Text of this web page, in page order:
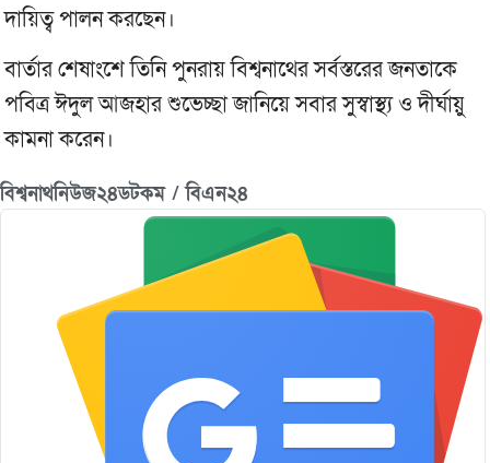
দায়িত্ব পালন করছেন।
বার্তার শেষাংশে তিনি পুনরায় বিশ্বনাথের সর্বস্তরের জনতাকে
পবিত্র ঈদুল আজহার শুভেচ্ছা জানিয়ে সবার সুস্বাস্থ্য ও দীর্ঘায়ু
কামনা করেন।
বিশ্বনাথনিউজ২৪ডটকম / বিএন২৪